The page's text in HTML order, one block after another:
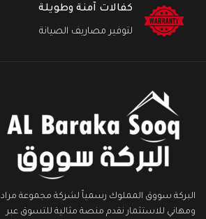
كفالات آمنة وطويلة
لتوفير مصاريف الصيانة
البركة سووق المملوك رسمياً لشركة مجموعة مراد
ومهاني للاستثمار نقدم منصة مثالية للتسوق عبر